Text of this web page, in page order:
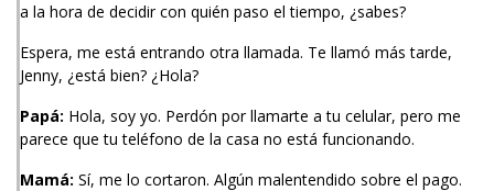
a la hora de decidir con quién paso el tiempo, ¿sabes?
Espera, me está entrando otra llamada. Te llamó más tarde,
Jenny, ¿está bien? ¿Hola?
Papá: Hola, soy yo. Perdón por llamarte a tu celular, pero me
parece que tu teléfono de la casa no está funcionando.
Mamá: Sí, me lo cortaron. Algún malentendido sobre el pago.